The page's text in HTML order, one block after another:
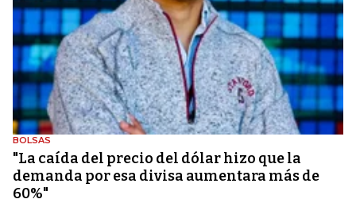
BOLSAS
"La caída del precio del dólar hizo que la
demanda por esa divisa aumentara más de
60%"